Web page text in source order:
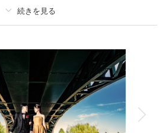
撮影場所： 松桜閣・雨晴海岸
撮影日の空き
を確認する
新郎衣装2着
ヘアメイク 小物一式
データ 240 カット 台紙付写真
会食 挙式
家族用衣装レンタル ペットと撮影